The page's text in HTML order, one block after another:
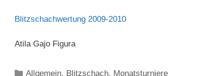
Blitzschachwertung 2009-2010
Atila Gajo Figura
Kategorien
Allgemein, Blitzschach, Monatsturniere